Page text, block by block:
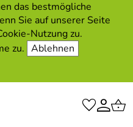
das bestmögliche
Sie auf unserer Seite
Nutzung zu.
zu. Ablehnen